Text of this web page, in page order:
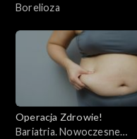
Borelioza
Operacja Zdrowie!
Bariatria. Nowoczesne